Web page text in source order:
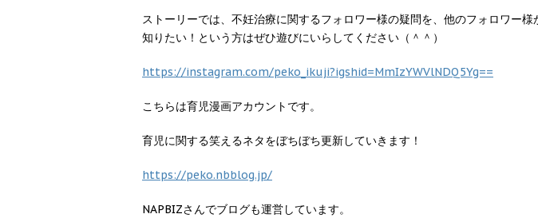
ストーリーでは、不妊治療に関するフォロワー様の疑問を、他のフォロワー
知りたい！という方はぜひ遊びにいらしてください（＾＾）
https://instagram.com/peko_ikuji?igshid=MmIzYWVlNDQ5Yg==
こちらは育児漫画アカウントです。
育児に関する笑えるネタをぼちぼち更新していきます！
https://peko.nbblog.jp/
NAPBIZさんでブログも運営しています。